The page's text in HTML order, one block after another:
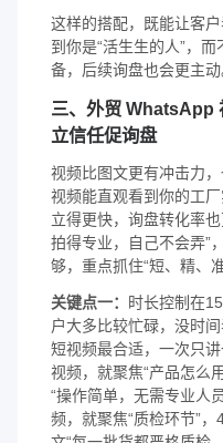
这样的搭配，既能让客
到你是“活生生的人”，
备，后续询盘也会更主动
三、外贸 WhatsApp
立信任促询盘
视频比图文更有冲击力
视频能直观看到你的工
立得更快，询盘转化率
拍得专业，自己不会弄”
够，重点抓住“短、精、
关键点一： 时长控制在
户大多比较忙碌，没时
短视频最合适，一次只
视频，就聚焦“产品怎么
“操作简单，无需专业人
频，就聚焦“质检环节”